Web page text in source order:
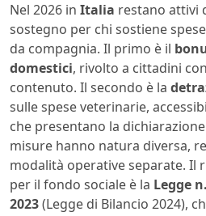
Nel 2026 in Italia restano attivi
sostegno per chi sostiene
da compagnia. Il primo è il
domestici, rivolto a cittadini
contenuto. Il secondo è la
sulle spese veterinarie,
che presentano la
misure hanno natura diversa,
modalità operative separate. Il
per il fondo sociale è la Legge
2023(Legge di Bilancio 2024),